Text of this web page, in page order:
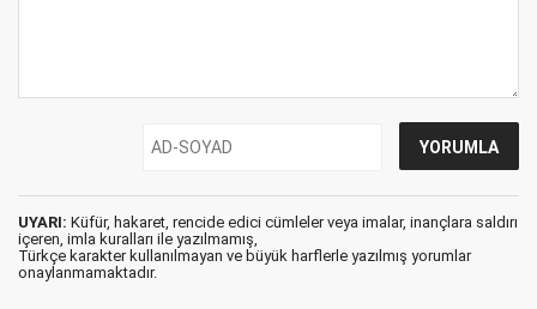
UYARI: Küfür, hakaret, rencide edici cümleler veya imalar, inançlara saldırı
içeren, imla kuralları ile yazılmamış,
Türkçe karakter kullanılmayan ve büyük harflerle yazılmış yorumlar
onaylanmamaktadır.